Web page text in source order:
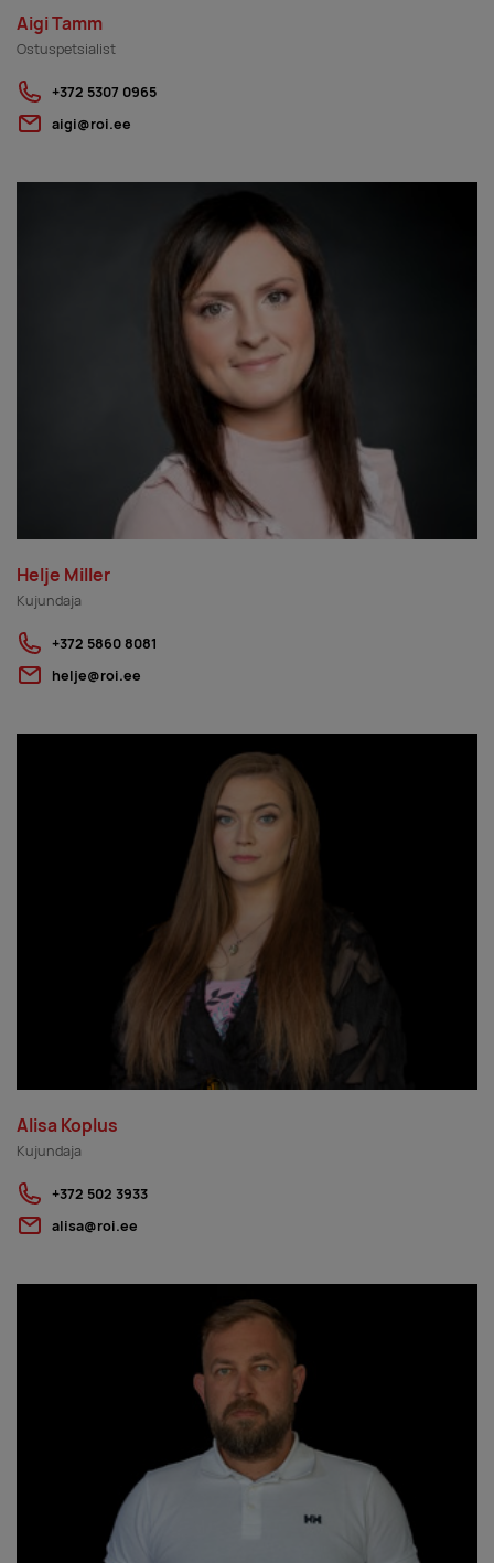
Aigi Tamm
Ostuspetsialist
+372 5307 0965
aigi@roi.ee
Helje Miller
Kujundaja
+372 5860 8081
helje@roi.ee
Alisa Koplus
Kujundaja
+372 502 3933
alisa@roi.ee